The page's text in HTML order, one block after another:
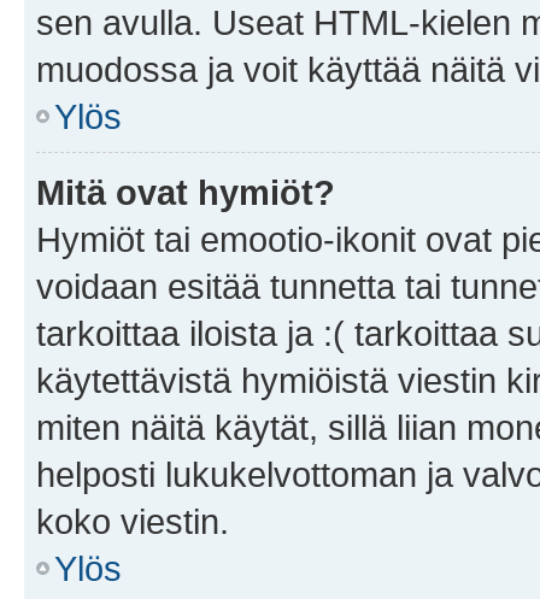
sen avulla. Useat HTML-kielen
muodossa ja voit käyttää näitä
Ylös
Mitä ovat hymiöt?
Hymiöt tai emootio-ikonit ovat
voidaan esitää tunnetta tai
tarkoittaa iloista ja :( tarkoittaa
käytettävistä hymiöistä viestin
miten näitä käytät, sillä liian
helposti lukukelvottoman ja
koko viestin.
Ylös